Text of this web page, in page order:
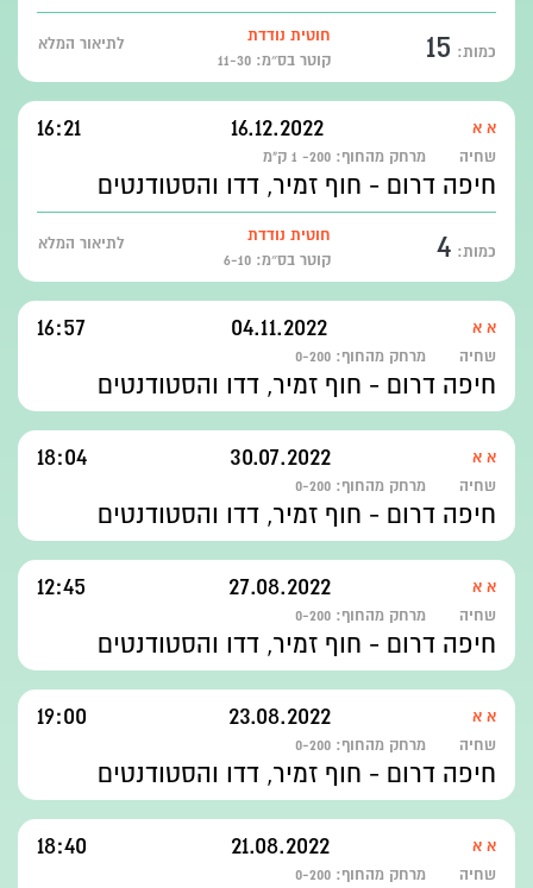
כמות: 15
חוטית נודדת
קוטר בס״מ: 11-30
לתיאור המלא
א א 16.12.2022
16:21
שחיה מרחק מהחוף: 200- 1 ק"מ
חיפה דרום - חוף זמיר, דדו והסטודנטים
כמות: 4
חוטית נודדת
קוטר בס״מ: 6-10
לתיאור המלא
א א 04.11.2022
16:57
שחיה מרחק מהחוף: 0-200
חיפה דרום - חוף זמיר, דדו והסטודנטים
א א 30.07.2022
18:04
שחיה מרחק מהחוף: 0-200
חיפה דרום - חוף זמיר, דדו והסטודנטים
א א 27.08.2022
12:45
שחיה מרחק מהחוף: 0-200
חיפה דרום - חוף זמיר, דדו והסטודנטים
א א 23.08.2022
19:00
שחיה מרחק מהחוף: 0-200
חיפה דרום - חוף זמיר, דדו והסטודנטים
א א 21.08.2022
18:40
שחיה מרחק מהחוף: 0-200